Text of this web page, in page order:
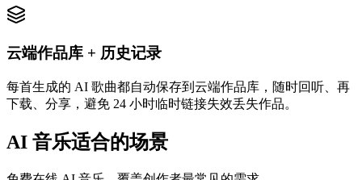
云端作品库 + 历史记录
每首生成的 AI 歌曲都自动保存到云端作品库，随时回听、再
下载、分享，避免 24 小时临时链接失效丢失作品。
AI 音乐适合的场景